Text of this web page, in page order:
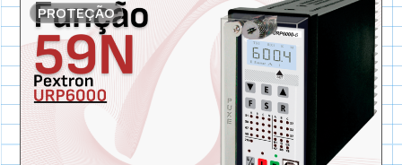
PROTEÇÃO